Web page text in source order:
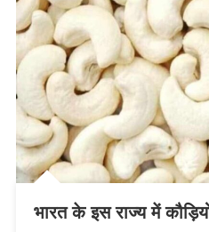
भारत के इस राज्य में